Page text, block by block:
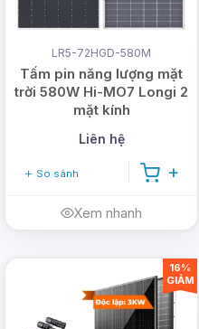
LR5-72HGD-580M
Tấm pin năng lượng mặt
trời 580W Hi-MO7 Longi 2
mặt kính
Liên hệ
So sánh
Xem nhanh
16%
GIẢM